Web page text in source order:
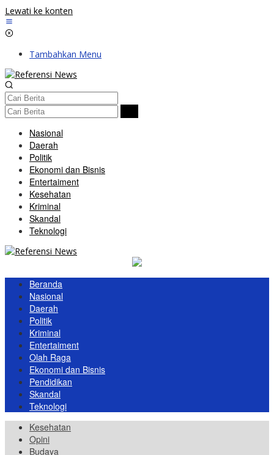
Lewati ke konten
Tambahkan Menu
Nasional
Daerah
Politik
Ekonomi dan Bisnis
Entertaiment
Kesehatan
Kriminal
Skandal
Teknologi
Beranda
Nasional
Daerah
Politik
Kriminal
Entertaiment
Olah Raga
Ekonomi dan Bisnis
Pendidikan
Skandal
Teknologi
Kesehatan
Opini
Budaya